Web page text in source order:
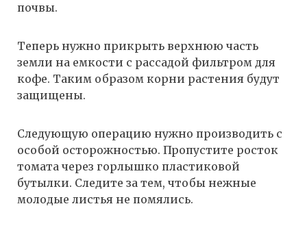
почвы.
Теперь нужно прикрыть верхнюю часть
земли на емкости с рассадой фильтром для
кофе. Таким образом корни растения будут
защищены.
Следующую операцию нужно производить с
особой осторожностью. Пропустите росток
томата через горлышко пластиковой
бутылки. Следите за тем, чтобы нежные
молодые листья не помялись.